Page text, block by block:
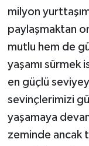
milyon
paylaşmaktan
mutlu hem de
yaşamı sürmek
en güçlü
sevinçlerimizi
yaşamaya
zeminde ancak